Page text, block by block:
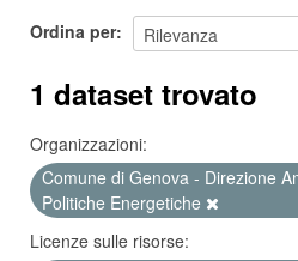
Ordina per
1 dataset trovato
Organizzazioni:
Comune di Genova - Direzione
Politiche Energetiche
Licenze sulle risorse: